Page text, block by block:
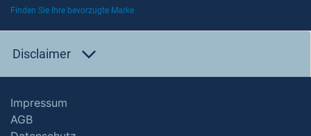
Finden Sie Ihre bevorzugte Marke
Disclaimer
Impressum
AGB